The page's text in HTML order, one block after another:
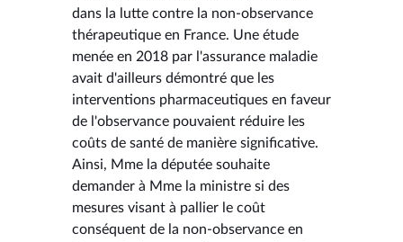
dans la lutte contre la non-observance
thérapeutique en France. Une étude
menée en 2018 par l'assurance maladie
avait d'ailleurs démontré que les
interventions pharmaceutiques en faveur
de l'observance pouvaient réduire les
coûts de santé de manière significative.
Ainsi, Mme la députée souhaite
demander à Mme la ministre si des
mesures visant à pallier le coût
conséquent de la non-observance en